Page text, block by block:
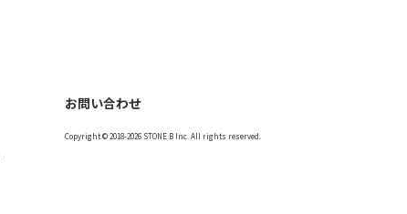
お問い合わせ
Copyright © 2018-2026 STONE.B Inc. All rights reserved.